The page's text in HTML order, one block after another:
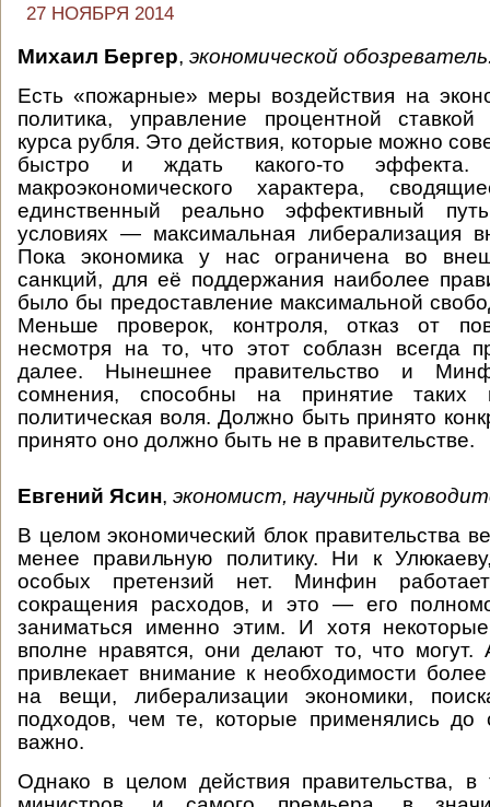
27 НОЯБРЯ 2014
Михаил Бергер, экономической обозреватель
Есть «пожарные» меры воздействия на
политика, управление процентной
курса рубля. Это действия, которые можно
быстро и ждать какого-то
макроэкономического характера,
единственный реально эффективный
условиях — максимальная либерализация
Пока экономика у нас ограничена во
санкций, для её поддержания наиболее
было бы предоставление максимальной
Меньше проверок, контроля, отказ от
несмотря на то, что этот соблазн всегда
далее. Нынешнее правительство и
сомнения, способны на принятие
политическая воля. Должно быть принято
принято оно должно быть не в правительстве.
Евгений Ясин, экономист, научный
В целом экономический блок правительства
менее правильную политику. Ни к
особых претензий нет. Минфин
сокращения расходов, и это — его
заниматься именно этим. И хотя
вполне нравятся, они делают то, что
привлекает внимание к необходимости
на вещи, либерализации экономики,
подходов, чем те, которые применялись
важно.
Однако в целом действия правительства,